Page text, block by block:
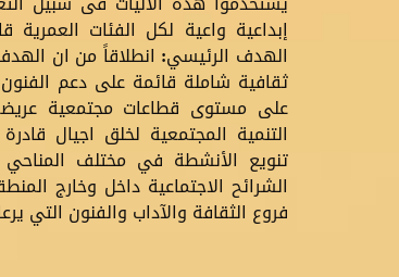
إبداعية واعية لكل الفئات العمرية
الهدف الرئيسي: انطلاقاً من ان
ثقافية شاملة قائمة على دعم
على مستوى قطاعات مجتمعية
التنمية المجتمعية لخلق اجيال
تنويع الأنشطة في مختلف المناحي
الشرائح الاجتماعية داخل وخارج
فروع الثقافة والآداب والفنون التي